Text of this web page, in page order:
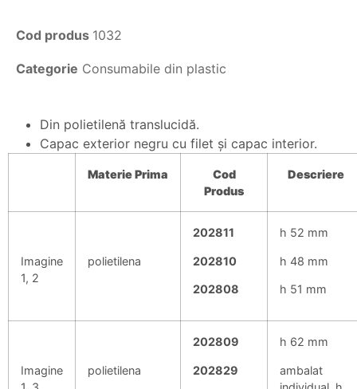
Cod produs 1032
Categorie Consumabile din plastic
Din polietilenă translucidă.
Capac exterior negru cu filet şi capac interior.
MateriePrima
Cod
Produs
Descriere
Imagine
1, 2
polietilena
202811
202810
202808
h 52 mm
h 48 mm
h 51 mm
Imagine
polietilena
202809
202829
h 62 mm
ambalat